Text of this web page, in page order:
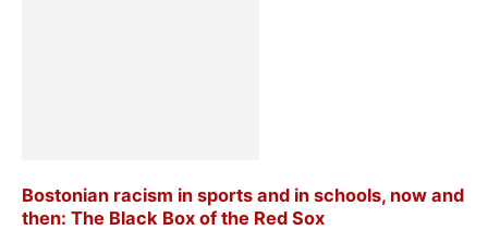
Bostonian racism in sports and in schools, now and
then: The Black Box of the Red Sox